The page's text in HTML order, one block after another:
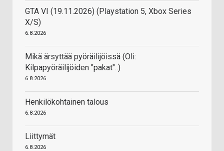
GTA VI (19.11.2026) (Playstation 5, Xbox Series
X/S)
6.8.2026
Mikä ärsyttää pyöräilijöissä (Oli:
Kilpapyöräilijöiden "pakat"..)
6.8.2026
Henkilökohtainen talous
6.8.2026
Liittymät
6.8.2026